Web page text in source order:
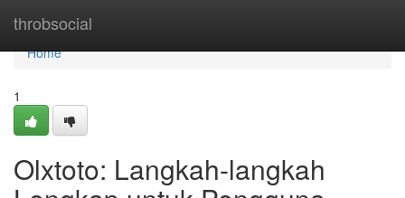
throbsocial
Home
Home
1
Olxtoto: Langkah-langkah